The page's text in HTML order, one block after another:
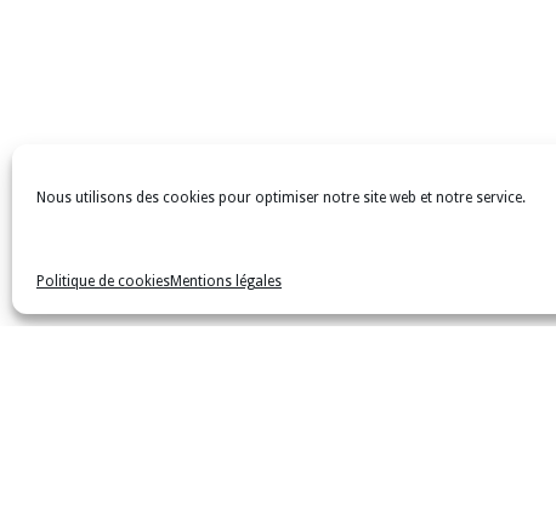
Nous utilisons des cookies pour optimiser notre site web et notre service.
Politique de cookiesMentions légales